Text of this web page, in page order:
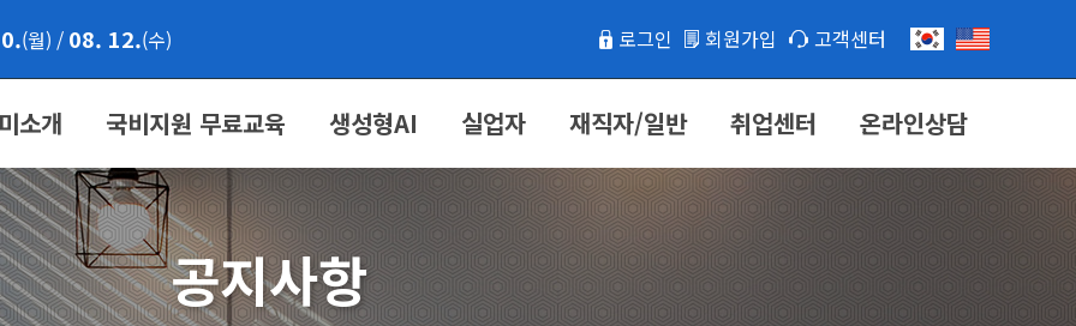
(월) / 08. 12.(수) 로그인 회원가입 고객센터
소개 국비지원 무료교육 생성형AI 실업자 재직자/일반 취업센터 온라인상담
공지사항